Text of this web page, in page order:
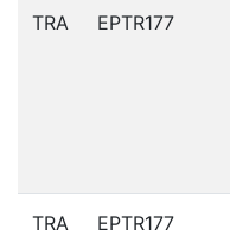
TRA EPTR177
TRA EPTR177